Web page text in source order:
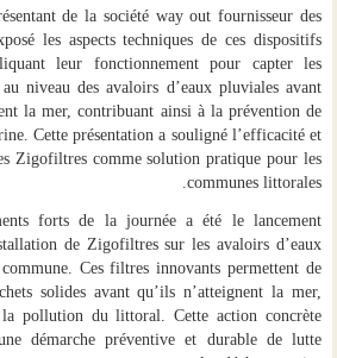
de la société way out fournisseur des
les aspects techniques de ces dispositifs
leur fonctionnement pour capter les
niveau des avaloirs d’eaux pluviales avant
la mer, contribuant ainsi à la prévention de
Cette présentation a souligné l’efficacité et
Zigofiltres comme solution pratique pour les
communes littorales.
forts de la journée a été le lancement
de Zigofiltressur les avaloirs d’eaux
Ces filtres innovants permettent de
solides avant qu’ils n’atteignent la mer,
pollution du littoral. Cette action concrète
démarche préventive et durable de lutte